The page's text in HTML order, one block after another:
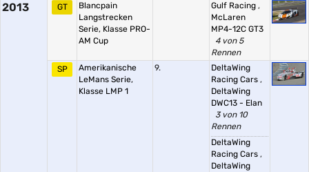
2013 GT
Blancpain
Langstrecken
Serie, Klasse PRO-
AM Cup
Gulf Racing ,
McLaren
MP4-12C GT3
4 von 5
Rennen
SP
Amerikanische
LeMans Serie,
Klasse LMP 1
9.
DeltaWing
Racing Cars ,
DeltaWing
DWC13 - Elan
3 von 10
Rennen
DeltaWing
Racing Cars ,
DeltaWing